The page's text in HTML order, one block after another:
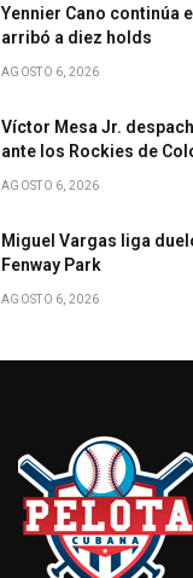
Yennier Cano continúa
arribó a diez holds
AGOSTO 6, 2026
Víctor Mesa Jr.
ante los Rockies de
AGOSTO 6, 2026
Miguel Vargas liga
Fenway Park
AGOSTO 6, 2026